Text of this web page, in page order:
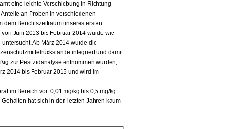
eine leichte Verschiebung in Richtung
an Proben in verschiedenen
dem Berichtszeitraum unseres ersten
Juni 2013 bis Februar 2014 wurde wie
Ab März 2014 wurde die
integriert und damit
zur Pestizidanalyse entnommen wurden,
2014 bis Februar 2015 und wird im
im Bereich von 0,01 mg/kg bis 0,5 mg/kg
hat sich in den letzten Jahren kaum